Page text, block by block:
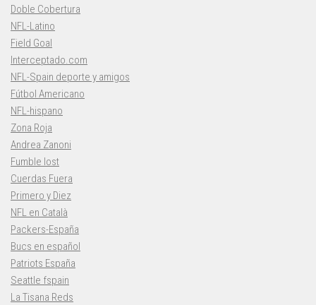
Doble Cobertura
NFL-Latino
Field Goal
Interceptado.com
NFL-Spain deporte y amigos
Fútbol Americano
NFL-hispano
Zona Roja
Andrea Zanoni
Fumble lost
Cuerdas Fuera
Primero y Diez
NFL en Català
Packers-España
Bucs en español
Patriots España
Seattle fspain
La Tisana Reds